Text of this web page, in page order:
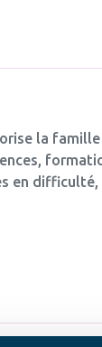
la
en